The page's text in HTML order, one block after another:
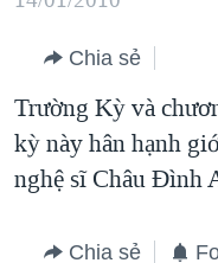
dung
chính
điều
hướng
chính
BLOG
DIỄN ĐÀN
MỤC
VẠCH TRẦN TIN GIẢ
CHUYÊN ĐỀ
CHIẾN TRANH
HỌC TIẾNG ANH
Chia sẻ
Trường Kỳ và
kỳ này hân hạnh
nghệ sĩ Châu Ðình
Chia sẻ